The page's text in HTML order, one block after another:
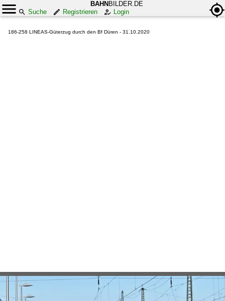
BAHN BILDER.DE
Suche
Registrieren Login
186-258 LINEAS-Güterzug durch den Bf Düren - 31.10.2020